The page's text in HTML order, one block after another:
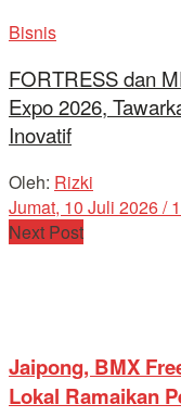
Bisnis
FORTRESS dan
Expo 2026,
Inovatif
Oleh: Rizki
Jumat, 10 Juli 2026 /
Next Post
Jaipong, BMX
Lokal Ramaikan